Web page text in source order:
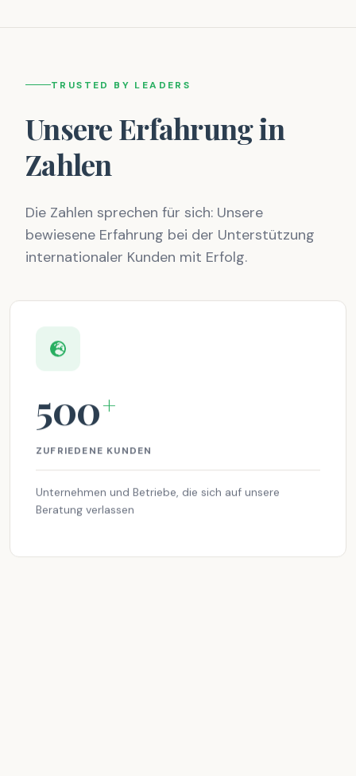
TRUSTED BY LEADERS
Unsere Erfahrung in
Zahlen
Die Zahlen sprechen für sich: Unsere
bewiesene Erfahrung bei der Unterstützung
internationaler Kunden mit Erfolg.
500+
ZUFRIEDENE KUNDEN
Unternehmen und Betriebe, die sich auf unsere
Beratung verlassen